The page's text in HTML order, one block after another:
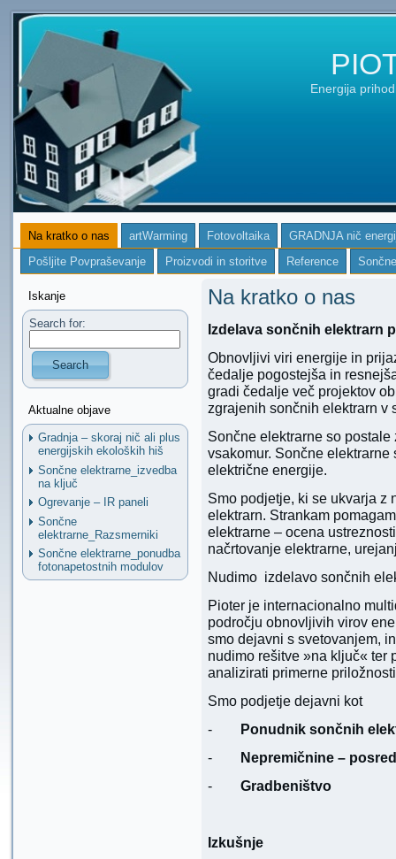
Energija
Na kratko o nas artWarming Fotovoltaika
GRADNJA nič
Pošljite Povpraševanje
Proizvodi in storitve Reference
Iskanje
Search for:
Search
Aktualne objave
Gradnja – skoraj nič ali plus
energijskih ekoloških hiš
Sončne elektrarne_izvedba
na ključ
Ogrevanje – IR paneli
Sončne
elektrarne_Razsmerniki
Sončne elektrarne_ponudba
fotonapetostnih modulov
Na kratko o nas
Izdelava sončnih elektrarn
Obnovljivi viri energije in
čedalje pogostejša in
gradi čedalje več projektov
zgrajenih sončnih elektrarn v
Sončne elektrarne so
vsakomur. Sončne
električne energije.
Smo podjetje, ki se ukvarja z
elektrarn. Strankam
elektrarne – ocena
načrtovanje elektrarne,
Nudimo izdelavo sončnih
Pioter je internacionalno
področju obnovljivih virov
smo dejavni s svetovanjem,
nudimo rešitve »na ključ«
analizirati primerne
Smo podjetje dejavni kot
- Ponudnik sončnih
- Nepremičnine –
- Gradbeništvo
Izkušnje